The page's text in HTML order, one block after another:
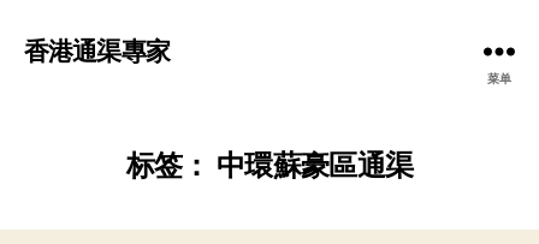
香港通渠專家
菜单
标签： 中環蘇豪區通渠